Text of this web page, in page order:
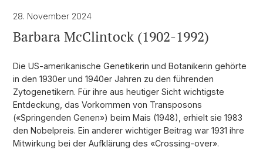
28. November 2024
Barbara McClintock (1902-1992)
Die US-amerikanische Genetikerin und Botanikerin gehörte
in den 1930er und 1940er Jahren zu den führenden
Zytogenetikern. Für ihre aus heutiger Sicht wichtigste
Entdeckung, das Vorkommen von Transposons
(«Springenden Genen») beim Mais (1948), erhielt sie 1983
den Nobelpreis. Ein anderer wichtiger Beitrag war 1931 ihre
Mitwirkung bei der Aufklärung des «Crossing-over».